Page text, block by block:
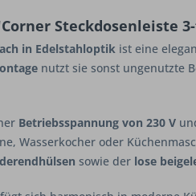
Steckdosenleiste
in Edelstahloptik ist eine
nutzt sie sonst ungenutzte
Betriebsspannung von 230 V
Wasserkocher oder
sowie der lose